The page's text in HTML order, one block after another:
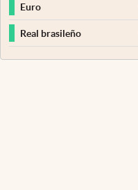
Euro
Real brasileño